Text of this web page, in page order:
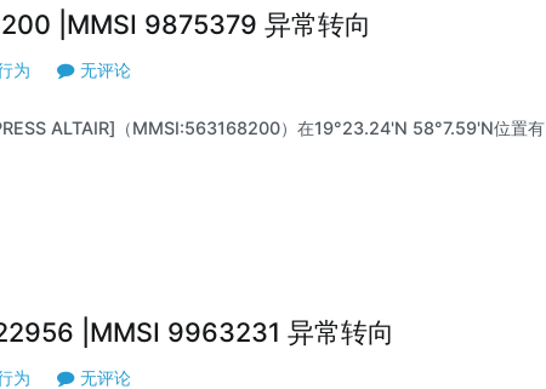
|MMSI 9875379 异常转向
为 无评论
ALTAIR]（MMSI:563168200）在19°23.24'N 58°7.59'N位置有
|MMSI 9963231 异常转向
为 无评论